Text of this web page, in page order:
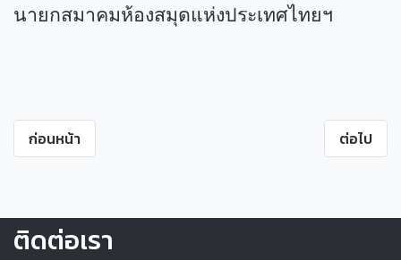
นายกสมาคมห้องสมุดแห่งประเทศไทยฯ
ก่อนหน้า ต่อไป
ติดต่อเรา